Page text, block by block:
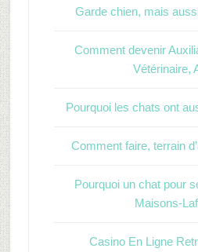
Garde chien, mais
Comment devenir
Vétérinaire,
Pourquoi les chats ont
Comment faire, terrain
Pourquoi un chat pour
Maisons-
Casino En Ligne